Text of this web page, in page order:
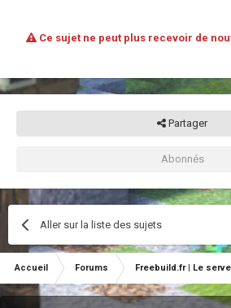
Ce sujet ne peut plus recevoir de
Partager
Abonnés
Aller sur la liste des sujets
Accueil Forums Freebuild.fr | Le